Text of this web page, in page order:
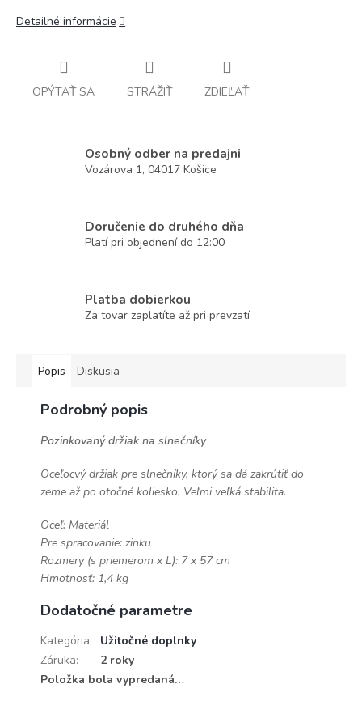
Detailné informácie
OPÝTAŤ SA STRÁŽIŤ ZDIEĽAŤ
Osobný odber na predajni
Vozárova 1, 04017 Košice
Doručenie do druhého dňa
Platí pri objednení do 12:00
Platba dobierkou
Za tovar zaplatíte až pri prevzatí
Popis Diskusia
Podrobný popis
Pozinkovaný držiak na slnečníky
Oceľocvý držiak pre slnečníky, ktorý sa dá zakrútiť do
zeme až po otočné koliesko. Veľmi veľká stabilita.
Oceľ: Materiál
Pre spracovanie: zinku
Rozmery (s priemerom x L): 7 x 57 cm
Hmotnosť: 1,4 kg
Dodatočné parametre
Kategória:
Užitočné doplnky
Záruka:
2 roky
Položka bola vypredaná…